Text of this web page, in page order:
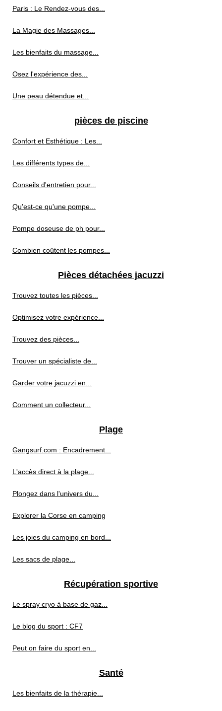
Paris : Le Rendez-vous des...
La Magie des Massages...
Les bienfaits du massage...
Osez l'expérience des...
Une peau détendue et...
pièces de piscine
Confort et Esthétique : Les...
Les différents types de...
Conseils d'entretien pour...
Qu'est-ce qu'une pompe...
Pompe doseuse de ph pour...
Combien coûtent les pompes...
Pièces détachées jacuzzi
Trouvez toutes les pièces...
Optimisez votre expérience...
Trouvez des pièces...
Trouver un spécialiste de...
Garder votre jacuzzi en...
Comment un collecteur...
Plage
Gangsurf.com : Encadrement...
L'accès direct à la plage...
Plongez dans l'univers du...
Explorer la Corse en camping
Les joies du camping en bord...
Les sacs de plage...
Récupération sportive
Le spray cryo à base de gaz...
Le blog du sport : CF7
Peut on faire du sport en...
Santé
Les bienfaits de la thérapie...